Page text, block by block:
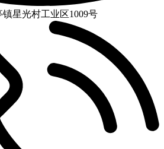
镇星光村工业区1009号